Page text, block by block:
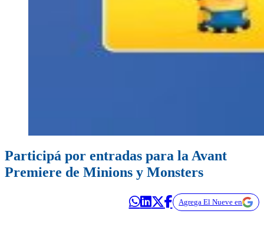
Participá por entradas para la Avant
Premiere de Minions y Monsters
Agrega El Nueve en